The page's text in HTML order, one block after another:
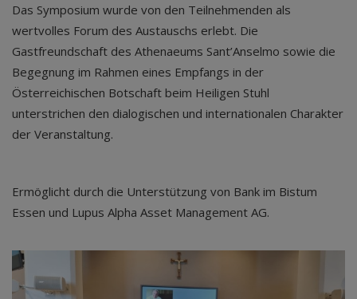
Das Symposium wurde von den Teilnehmenden als
wertvolles Forum des Austauschs erlebt. Die
Gastfreundschaft des Athenaeums Sant’Anselmo sowie die
Begegnung im Rahmen eines Empfangs in der
Österreichischen Botschaft beim Heiligen Stuhl
unterstrichen den dialogischen und internationalen Charakter
der Veranstaltung.
Ermöglicht durch die Unterstützung von Bank im Bistum
Essen und Lupus Alpha Asset Management AG.